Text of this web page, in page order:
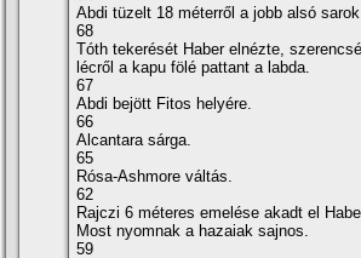
Abdi tüzelt 18 méterről a jobb alsó
68
Tóth tekerését Haber elnézte,
lécről a kapu fölé pattant a labda.
67
Abdi bejött Fitos helyére.
66
Alcantara sárga.
65
Rósa-Ashmore váltás.
62
Rajczi 6 méteres emelése akadt el
Most nyomnak a hazaiak sajnos.
59